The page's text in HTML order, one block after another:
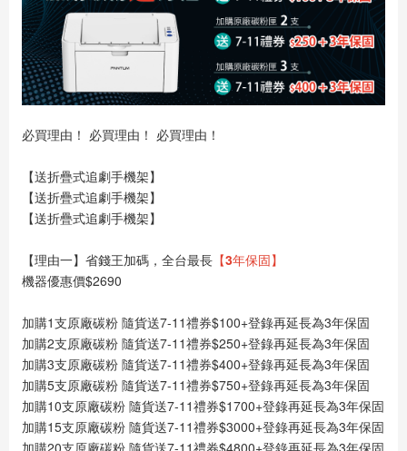
必買理由！ 必買理由！ 必買理由！
【送折疊式追劇手機架】
【送折疊式追劇手機架】
【送折疊式追劇手機架】
【理由一】省錢王加碼，全台最長 【3年保固】
機器優惠價$2690
加購1支原廠碳粉 隨貨送7-11禮券$100+登錄再延長為3年保固
加購2支原廠碳粉 隨貨送7-11禮券$250+登錄再延長為3年保固
加購3支原廠碳粉 隨貨送7-11禮券$400+登錄再延長為3年保固
加購5支原廠碳粉 隨貨送7-11禮券$750+登錄再延長為3年保固
加購10支原廠碳粉 隨貨送7-11禮券$1700+登錄再延長為3年保固
加購15支原廠碳粉 隨貨送7-11禮券$3000+登錄再延長為3年保固
加購20支原廠碳粉 隨貨送7-11禮券$4800+登錄再延長為3年保固